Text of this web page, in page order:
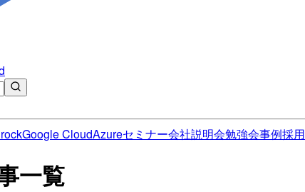
Google CloudAzureセミナー会社説明会勉強会事例採用
一覧